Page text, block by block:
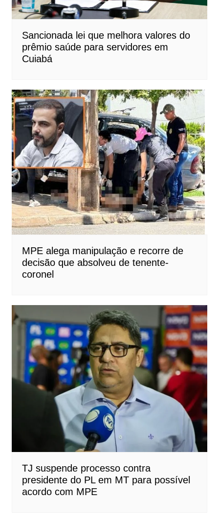
Sancionada lei que melhora valores do
prêmio saúde para servidores em
Cuiabá
MPE alega manipulação e recorre de
decisão que absolveu de tenente-
coronel
TJ suspende processo contra
presidente do PL em MT para possível
acordo com MPE